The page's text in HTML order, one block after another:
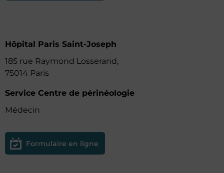
Hôpital Paris Saint-Joseph
185 rue Raymond Losserand,
75014 Paris
Service Centre de périnéologie
Médecin
Formulaire en ligne